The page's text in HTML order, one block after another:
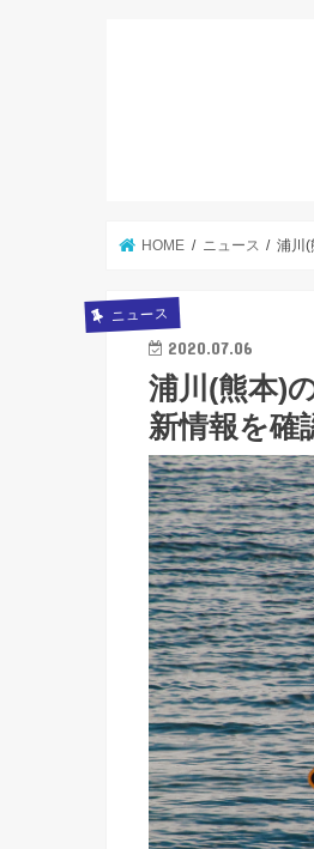
HOME ニュース 浦川(
ニュース
2020.07.06
浦川(熊本)
新情報を確